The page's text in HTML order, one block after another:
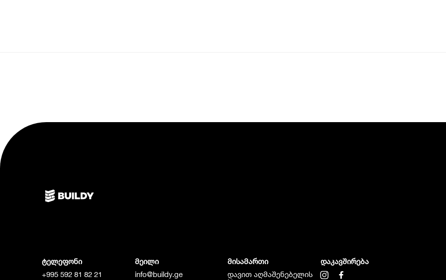
ტელეფონი
+995 592 81 82 21
მეილი
info@buildy.ge
მისამართი
დავით აღმაშენებელის
დაკავშირება